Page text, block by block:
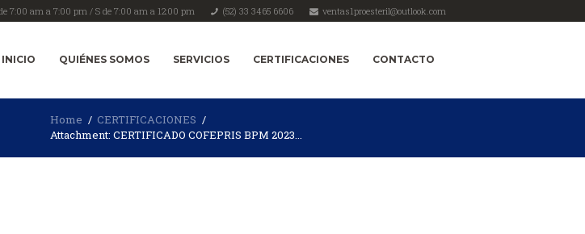
7:00 am a 7:00 pm / S de 7:00 am a 12:00 pm (52) 33 3465 6606 ventas1proesteril@outlook.com
INICIO QUIÉNES SOMOS SERVICIOS CERTIFICACIONES CONTACTO
Home
CERTIFICACIONES
Attachment: CERTIFICADO COFEPRIS BPM 2023...